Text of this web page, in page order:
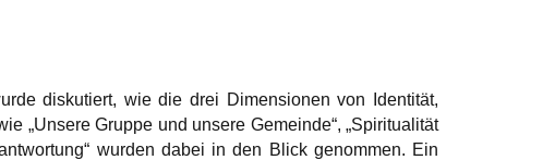
diskutiert, wie die drei Dimensionen von Identität,
„Unsere Gruppe und unsere Gemeinde“, „Spiritualität
wurden dabei in den Blick genommen. Ein